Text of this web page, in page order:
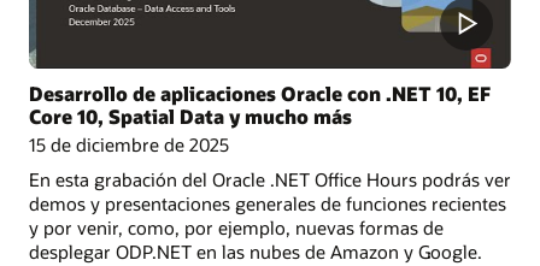
Desarrollo de aplicaciones Oracle con .NET 10, EF
Core 10, Spatial Data y mucho más
15 de diciembre de 2025
En esta grabación del Oracle .NET Office Hours podrás ver
demos y presentaciones generales de funciones recientes
y por venir, como, por ejemplo, nuevas formas de
desplegar ODP.NET en las nubes de Amazon y Google.